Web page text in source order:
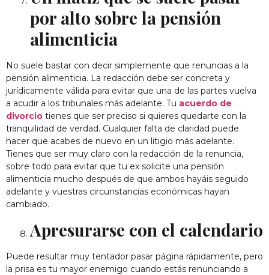
por alto sobre la pensión
alimenticia
No suele bastar con decir simplemente que renuncias a la
pensión alimenticia. La redacción debe ser concreta y
jurídicamente válida para evitar que una de las partes vuelva
a acudir a los tribunales más adelante. Tu acuerdo de
divorcio tienes que ser preciso si quieres quedarte con la
tranquilidad de verdad. Cualquier falta de claridad puede
hacer que acabes de nuevo en un litigio más adelante.
Tienes que ser muy claro con la redacción de la renuncia,
sobre todo para evitar que tu ex solicite una pensión
alimenticia mucho después de que ambos hayáis seguido
adelante y vuestras circunstancias económicas hayan
cambiado.
Apresurarse con el calendario
Puede resultar muy tentador pasar página rápidamente, pero
la prisa es tu mayor enemigo cuando estás renunciando a